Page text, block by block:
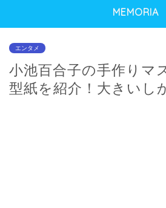
MEMORIA
エンタメ
小池百合子の手作りマ
型紙を紹介！大きいし